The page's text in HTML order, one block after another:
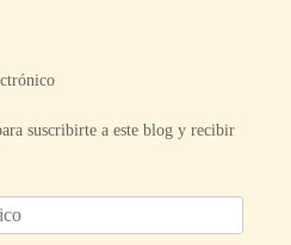
suscribirte a este blog y recibir